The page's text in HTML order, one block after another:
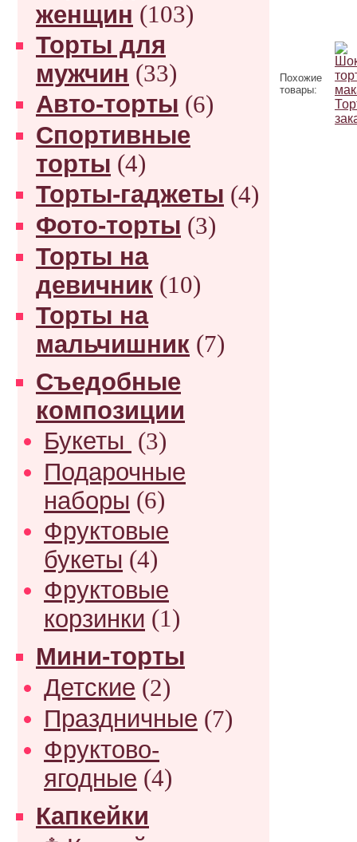
женщин (103)
Торты для
мужчин (33)
Авто-торты (6)
Спортивные
торты (4)
Торты-гаджеты (4)
Фото-торты (3)
Торты на
девичник (10)
Торты на
мальчишник (7)
Съедобные
композиции
Букеты (3)
Подарочные
наборы (6)
Фруктовые
букеты (4)
Фруктовые
корзинки (1)
Мини-торты
Детские (2)
Праздничные (7)
Фруктово-
ягодные (4)
Капкейки
Похожие
товары: